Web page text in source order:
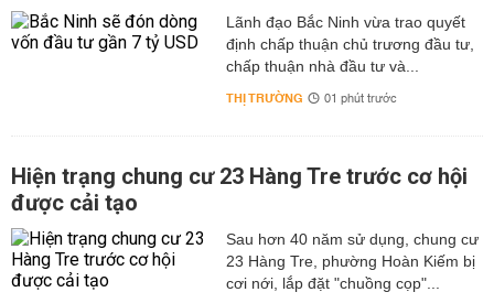
Lãnh đạo Bắc Ninh vừa trao quyết
định chấp thuận chủ trương đầu tư,
chấp thuận nhà đầu tư và...
THỊ TRƯỜNG 01 phút trước
Hiện trạng chung cư 23 Hàng Tre trước cơ hội
được cải tạo
Sau hơn 40 năm sử dụng, chung cư
23 Hàng Tre, phường Hoàn Kiếm bị
cơi nới, lắp đặt "chuồng cọp"...